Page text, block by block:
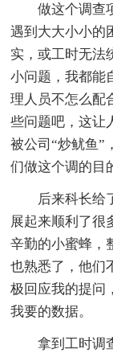
做这个调查
遇到大大小小的
实，或工时无法
小问题，我都能
理人员不怎么配
些问题吧，这让
被公司“炒鱿鱼”
们做这个调的目
后来科长给
展起来顺利了很
辛勤的小蜜蜂，
也熟悉了，他们
极回应我的提问
我要的数据。
拿到工时调